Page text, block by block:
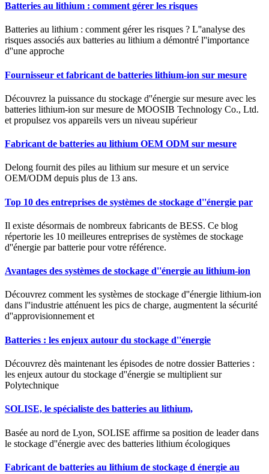
Batteries au lithium : comment gérer les risques
Batteries au lithium : comment gérer les risques ? L''analyse des
risques associés aux batteries au lithium a démontré l''importance
d''une approche
Fournisseur et fabricant de batteries lithium-ion sur mesure
Découvrez la puissance du stockage d''énergie sur mesure avec les
batteries lithium-ion sur mesure de MOOSIB Technology Co., Ltd.
et propulsez vos appareils vers un niveau supérieur
Fabricant de batteries au lithium OEM ODM sur mesure
Delong fournit des piles au lithium sur mesure et un service
OEM/ODM depuis plus de 13 ans.
Top 10 des entreprises de systèmes de stockage d''énergie par
Il existe désormais de nombreux fabricants de BESS. Ce blog
répertorie les 10 meilleures entreprises de systèmes de stockage
d''énergie par batterie pour votre référence.
Avantages des systèmes de stockage d''énergie au lithium-ion
Découvrez comment les systèmes de stockage d''énergie lithium-ion
dans l''industrie atténuent les pics de charge, augmentent la sécurité
d''approvisionnement et
Batteries : les enjeux autour du stockage d''énergie
Découvrez dès maintenant les épisodes de notre dossier Batteries :
les enjeux autour du stockage d''énergie se multiplient sur
Polytechnique
SOLISE, le spécialiste des batteries au lithium,
Basée au nord de Lyon, SOLISE affirme sa position de leader dans
le stockage d''énergie avec des batteries lithium écologiques
Fabricant de batteries au lithium de stockage d énergie au